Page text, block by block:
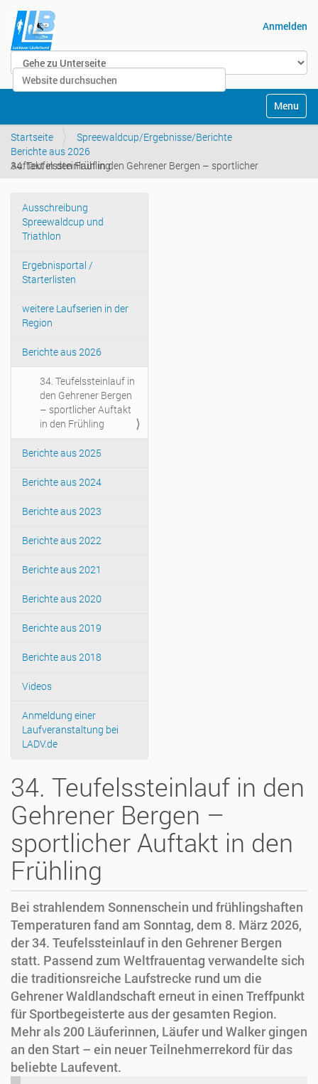
Website durchsuchen
Anmelden
Startseite
Spreewaldcup/Ergebnisse/Berichte
Berichte aus 2026
34. Teufelssteinlauf in den Gehrener Bergen – sportlicher Auftakt in den Frühling
Navigation
Ausschreibung
Spreewaldcup und
Triathlon
Ergebnisportal /
Starterlisten
weitere Laufserien in der
Region
Berichte aus 2026
34. Teufelssteinlauf in
den Gehrener Bergen
– sportlicher Auftakt
in den Frühling
Berichte aus 2025
Berichte aus 2024
Berichte aus 2023
Berichte aus 2022
Berichte aus 2021
Berichte aus 2020
Berichte aus 2019
Berichte aus 2018
Videos
Anmeldung einer
Laufveranstaltung bei
LADV.de
34. Teufelssteinlauf in den
Gehrener Bergen –
sportlicher Auftakt in den
Frühling
Bei strahlendem Sonnenschein und frühlingshaften
Temperaturen fand am Sonntag, dem 8. März 2026,
der 34. Teufelssteinlauf in den Gehrener Bergen
statt. Passend zum Weltfrauentag verwandelte sich
die traditionsreiche Laufstrecke rund um die
Gehrener Waldlandschaft erneut in einen Treffpunkt
für Sportbegeisterte aus der gesamten Region.
Mehr als 200 Läuferinnen, Läufer und Walker gingen
an den Start – ein neuer Teilnehmerrekord für das
beliebte Laufevent.